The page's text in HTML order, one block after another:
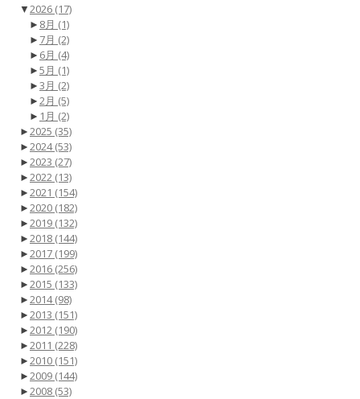
▼2026 (17)
► 8月 (1)
► 7月 (2)
► 6月 (4)
►5月 (1)
►3月 (2)
►2月 (5)
► 1月 (2)
►2025 (35)
►2024(53)
►2023 (27)
►2022 (13)
►2021 (154)
►2020 (182)
►2019 (132)
►2018 (144)
►2017 (199)
►2016 (256)
►2015 (133)
►2014(98)
►2013 (151)
►2012 (190)
►2011 (228)
►2010 (151)
►2009 (144)
►2008 (53)